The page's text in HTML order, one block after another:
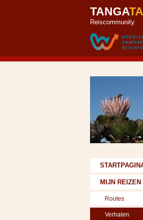
TANGA
Reiscommunity
MIJN REIZEN
Routes
Verhalen